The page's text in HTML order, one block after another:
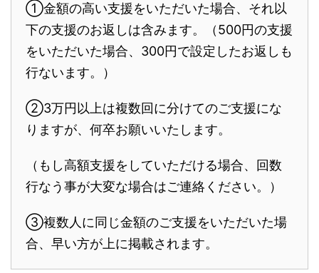
①金額の高い支援をいただいた場合、それ以
下の支援のお返しは含みます。（500円の支援
をいただいた場合、300円で設定したお返しも
行ないます。）
②3万円以上は複数回に分けてのご支援にな
りますが、何卒お願いいたします。
（もし高額支援をしていただける場合、回数
行なう事が大変な場合はご連絡ください。）
③複数人に同じ金額のご支援をいただいた場
合、早い方が上に掲載されます。